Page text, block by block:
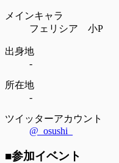
メインキャラ
フェリシア 小P
出身地
-
所在地
-
ツイッターアカウント
@_osushi_
■参加イベント